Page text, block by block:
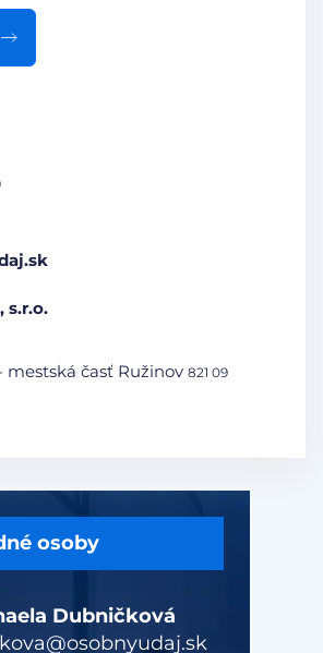
osoby
Dubničková
s.r.o.
mestská časť Ružinov 821 09